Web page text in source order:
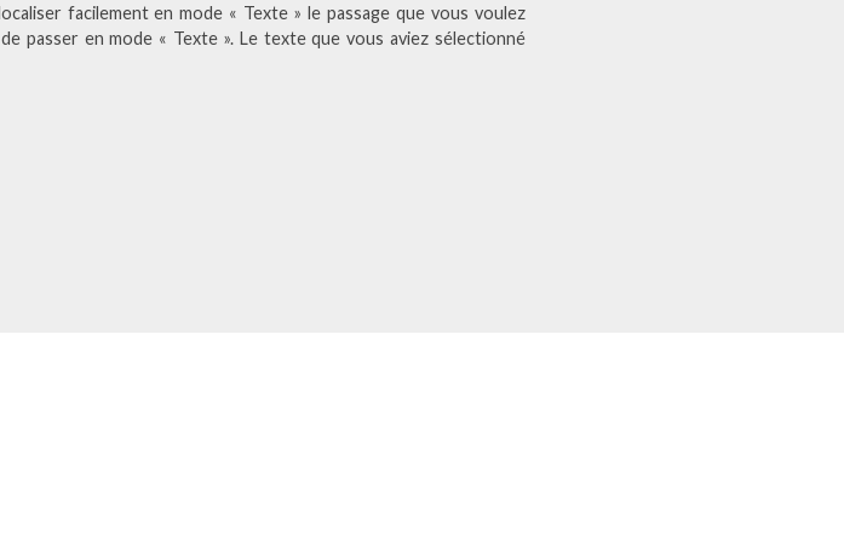
facilement en mode « Texte » le passage que vous voulez
passer en mode « Texte ». Le texte que vous aviez sélectionné